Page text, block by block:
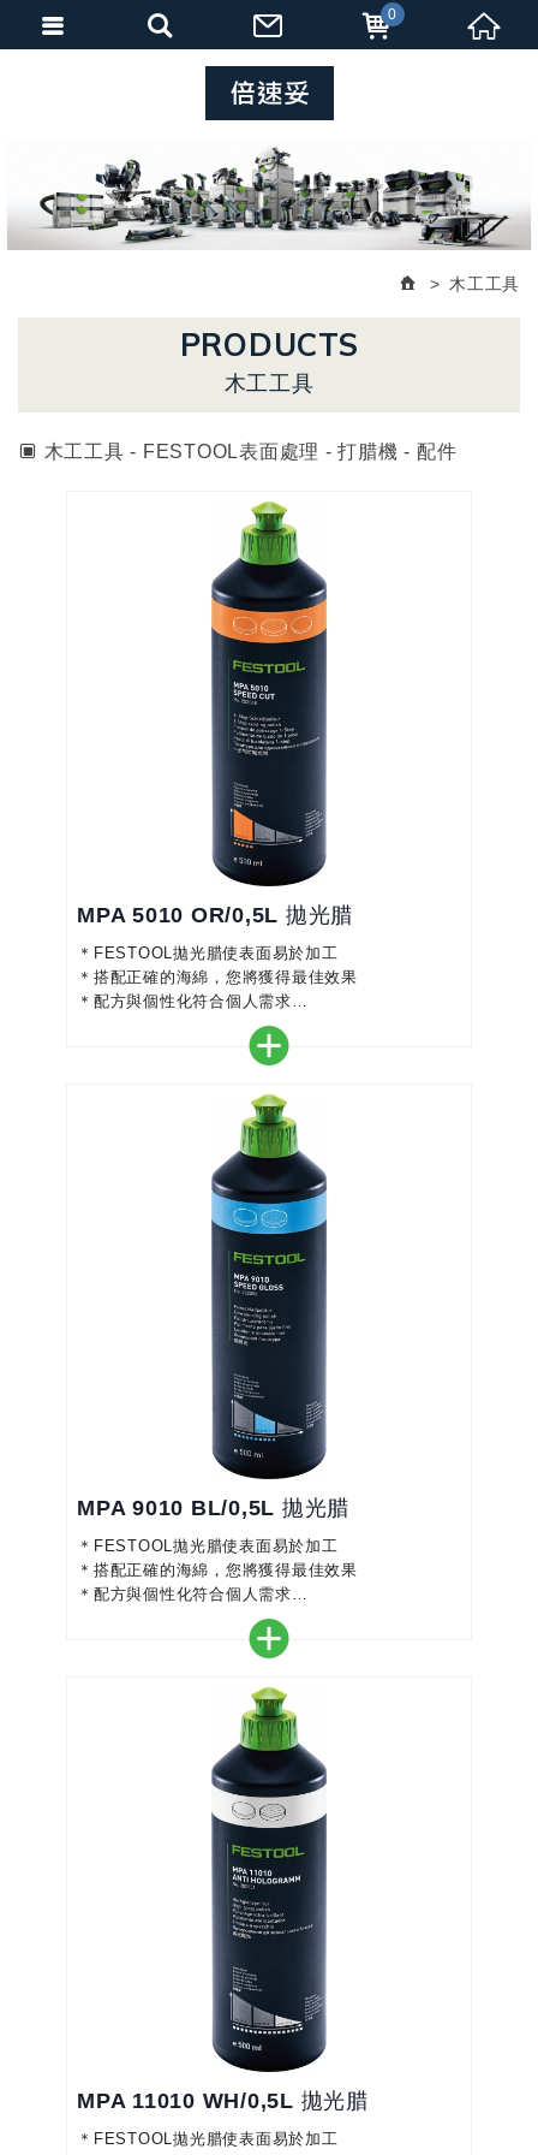
木工工具
PRODUCTS
木工工具
木工工具 - FESTOOL表面處理 - 打腊機 - 配件
MPA 5010 OR/0,5L 拋光腊
＊FESTOOL拋光腊使表面易於加工
＊搭配正確的海綿，您將獲得最佳效果
＊配方與個性化符合個人需求
＊一步即可獲得高磨砂性能和光澤
＊適用於所有塗料表面，VOC塗料（水透明塗料，
UV塗料）和耐刮擦塗料體系
MPA 9010 BL/0,5L 拋光腊
＊FESTOOL拋光腊使表面易於加工
＊搭配正確的海綿，您將獲得最佳效果
＊配方與個性化符合個人需求
＊與拋光海綿（藍色）完美搭配
＊適用於所有油漆表面，清潔，去除舊油漆中的使用
MPA 11010 WH/0,5L 拋光腊
＊FESTOOL拋光腊使表面易於加工
0